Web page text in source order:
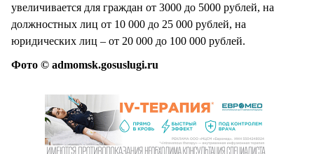
увеличивается для граждан от 3000 до 5000 рублей, на
должностных лиц от 10 000 до 25 000 рублей, на
юридических лиц – от 20 000 до 100 000 рублей.
Фото © admomsk.gosuslugi.ru